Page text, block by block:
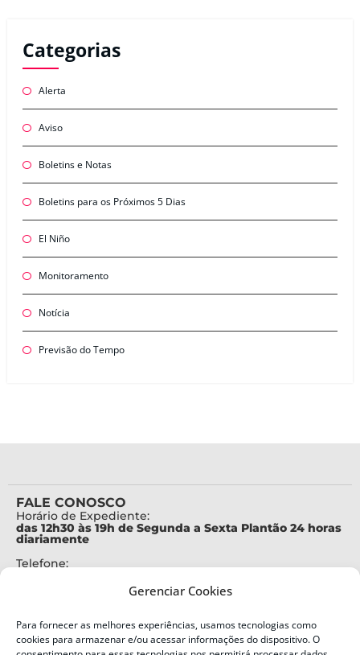
Gerenciar Cookies
Para fornecer as melhores experiências, usamos tecnologias como
cookies para armazenar e/ou acessar informações do dispositivo. O
Categorias
Alerta
Aviso
Boletins e Notas
Boletins para os Próximos 5 Dias
El Niño
Monitoramento
Notícia
Previsão do Tempo
FALE CONOSCO
Horário de Expediente:
das 12h30 às 19h de Segunda a Sexta Plantão 24 horas
diariamente
Telefone:
Alertas Defesa Civil:
SMS 40199